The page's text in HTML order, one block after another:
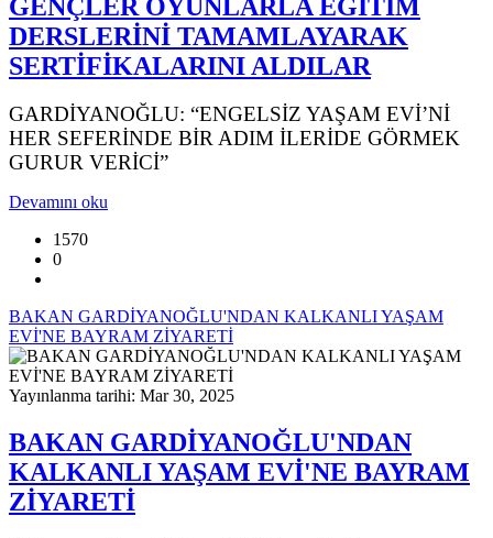
GENÇLER OYUNLARLA EĞİTİM
DERSLERİNİ TAMAMLAYARAK
SERTİFİKALARINI ALDILAR
GARDİYANOĞLU: “ENGELSİZ YAŞAM EVİ’Nİ
HER SEFERİNDE BİR ADIM İLERİDE GÖRMEK
GURUR VERİCİ”
Devamını oku
1570
0
BAKAN GARDİYANOĞLU'NDAN KALKANLI YAŞAM
EVİ'NE BAYRAM ZİYARETİ
Yayınlanma tarihi: Mar 30, 2025
BAKAN GARDİYANOĞLU'NDAN
KALKANLI YAŞAM EVİ'NE BAYRAM
ZİYARETİ